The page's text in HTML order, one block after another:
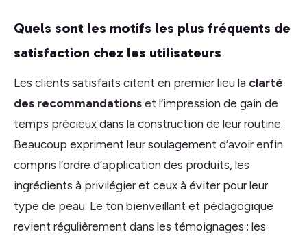
Quels sont les motifs les plus fréquents de
satisfaction chez les utilisateurs
Les clients satisfaits citent en premier lieu la clarté
des recommandations et l’impression de gain de
temps précieux dans la construction de leur routine.
Beaucoup expriment leur soulagement d’avoir enfin
compris l’ordre d’application des produits, les
ingrédients à privilégier et ceux à éviter pour leur
type de peau. Le ton bienveillant et pédagogique
revient régulièrement dans les témoignages : les